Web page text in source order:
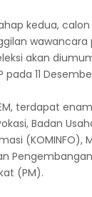
kedua, calon
wawancara
akan
pada 11
terdapat
Badan
(KOMINFO),
(PM).